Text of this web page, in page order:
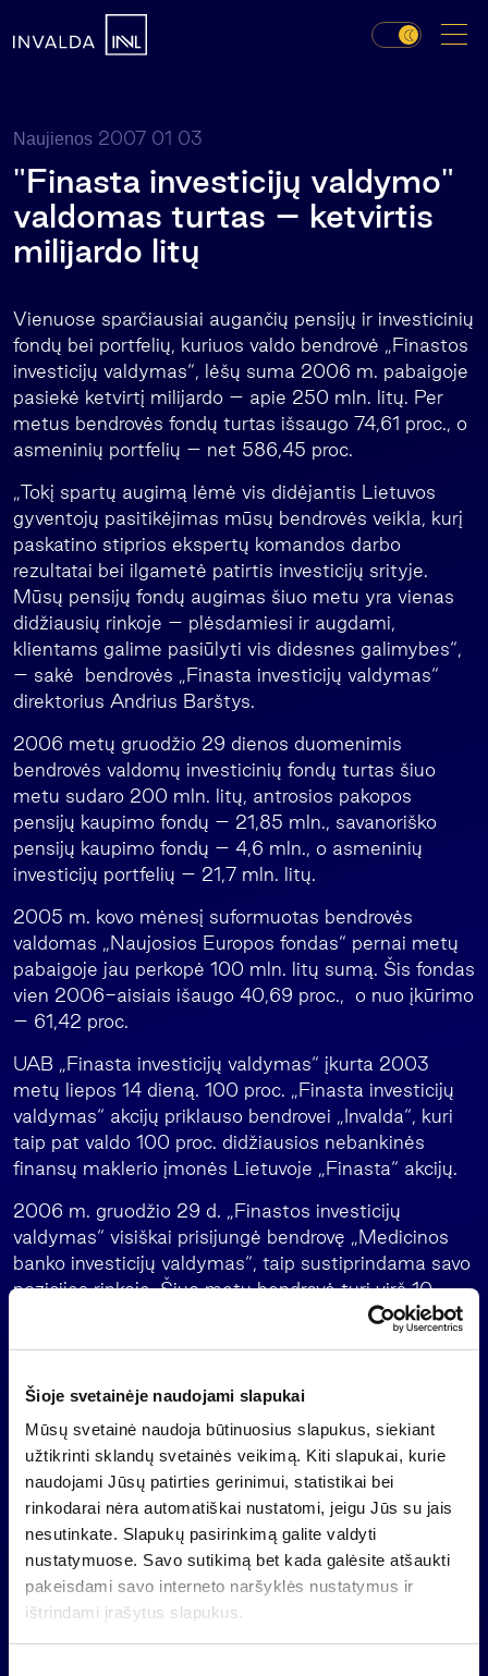
Šioje svetainėje naudojami slapukai
Mūsų svetainė naudoja būtinuosius slapukus, siekiant
užtikrinti sklandų svetainės veikimą. Kiti slapukai, kurie
naudojami Jūsų patirties gerinimui, statistikai bei
rinkodarai nėra automatiškai nustatomi, jeigu Jūs su jais
nesutinkate. Slapukų pasirinkimą galite valdyti
nustatymuose. Savo sutikimą bet kada galėsite atšaukti
pakeisdami savo interneto naršyklės nustatymus ir
ištrindami įrašytus slapukus.
Naujienos 2007 01 03
"Finasta investicijų valdymo"
valdomas turtas – ketvirtis
milijardo litų
Vienuose sparčiausiai augančių pensijų ir investicinių
fondų bei portfelių, kuriuos valdo bendrovė „Finastos
investicijų valdymas“, lėšų suma 2006 m. pabaigoje
pasiekė ketvirtį milijardo – apie 250 mln. litų. Per
metus bendrovės fondų turtas išsaugo 74,61 proc., o
asmeninių portfelių – net 586,45 proc.
„Tokį spartų augimą lėmė vis didėjantis Lietuvos
gyventojų pasitikėjimas mūsų bendrovės veikla, kurį
paskatino stiprios ekspertų komandos darbo
rezultatai bei ilgametė patirtis investicijų srityje.
Mūsų pensijų fondų augimas šiuo metu yra vienas
didžiausių rinkoje – plėsdamiesi ir augdami,
klientams galime pasiūlyti vis didesnes galimybes“,
– sakė bendrovės „Finasta investicijų valdymas“
direktorius Andrius Barštys.
2006 metų gruodžio 29 dienos duomenimis
bendrovės valdomų investicinių fondų turtas šiuo
metu sudaro 200 mln. litų, antrosios pakopos
pensijų kaupimo fondų – 21,85 mln., savanoriško
pensijų kaupimo fondų – 4,6 mln., o asmeninių
investicijų portfelių – 21,7 mln. litų.
2005 m. kovo mėnesį suformuotas bendrovės
valdomas „Naujosios Europos fondas“ pernai metų
pabaigoje jau perkopė 100 mln. litų sumą. Šis fondas
vien 2006-aisiais išaugo 40,69 proc., o nuo įkūrimo
– 61,42 proc.
UAB „Finasta investicijų valdymas“ įkurta 2003
metų liepos 14 dieną. 100 proc. „Finasta investicijų
valdymas“ akcijų priklauso bendrovei „Invalda“, kuri
taip pat valdo 100 proc. didžiausios nebankinės
finansų maklerio įmonės Lietuvoje „Finasta“ akcijų.
2006 m. gruodžio 29 d. „Finastos investicijų
valdymas“ visiškai prisijungė bendrovę „Medicinos
banko investicijų valdymas“, taip sustiprindama savo
pozicijas rinkoje. Šiuo metu bendrovė turi virš 10
tūkst. klientų, investavusių į bendrovės valdomus 4
„Finasta investicijų valdymas“savo klientams siūlo
pensiją kaupti keturiuose pensijų fonduose:
Konservatyvaus investavimo, Augančio
pajamingumo, Aktyvaus investavimo ir Racionalios
rizikos. Bendrovė siūlo pensiją kaupti ir 2
savanoriškuose pensijų fonduose.
Lietuvos Vertybinių popierių komisijos duomenimis,
2006 m. rugsėjo 30 dieną šalyje veikė 26